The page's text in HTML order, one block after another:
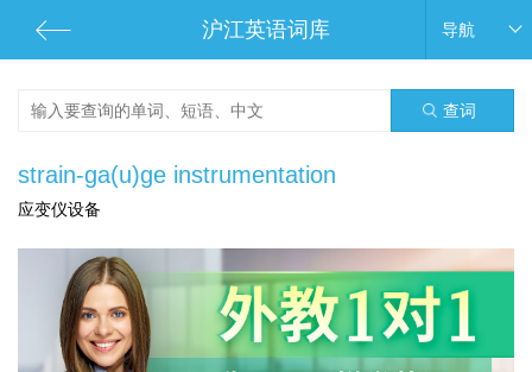
沪江英语词库 导航
查词
strain-ga(u)ge instrumentation
应变仪设备